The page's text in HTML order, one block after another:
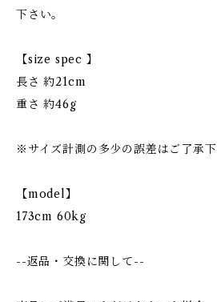
下さい。
【size spec 】
長さ 約21cm
重さ 約46g
※サイズ計測の多少の誤差はご了承下
【model】
173cm 60kg
--返品・交換に関して--